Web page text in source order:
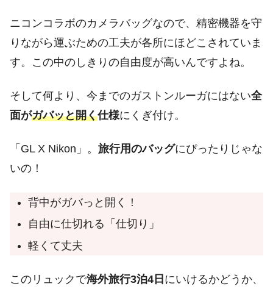
ニコンコラボのカメラバッグなので、精密機器を守
りながら運ぶための工夫が各所にほどこされていま
す。この中のしきりの自由度が高いんですよね。
そして何より、今までのガストンルーガにはない全
面がガバッと開く仕様にくぎ付け。
「GL X Nikon」。 旅行用のバッグにぴったりじゃな
いの！
背中がガバっと開く！
自由に仕切れる「仕切り」
軽くて丈夫
このリュックで海外旅行3泊4日 にいけるかどうか、